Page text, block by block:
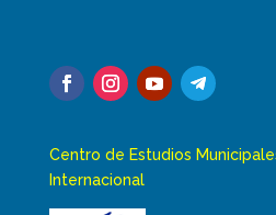
Centro de Estudios
Internacional